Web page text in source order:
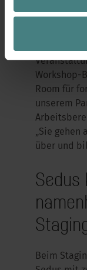
Zone
Workshop-
Room für
unserem
„Sie
über und
Sedus
Beim